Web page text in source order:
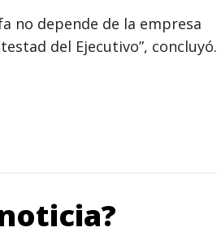
no depende de la empresa
del Ejecutivo”, concluyó.